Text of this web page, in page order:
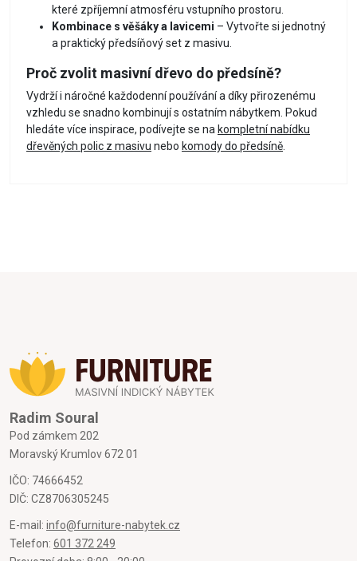
které zpříjemní atmosféru vstupního prostoru.
Kombinace s věšáky a lavicemi – Vytvořte si jednotný
a praktický předsíňový set z masivu.
Proč zvolit masivní dřevo do předsíně?
Vydrží i náročné každodenní používání a díky přirozenému
vzhledu se snadno kombinují s ostatním nábytkem. Pokud
hledáte více inspirace, podívejte se na kompletní nabídku
dřevěných polic z masivu nebo komody do předsíně
Radim Soural
Pod zámkem 202
Moravský Krumlov 672 01
IČO: 74666452
DIČ: CZ8706305245
E-mail: info@furniture-nabytek.cz
Telefon: 601 372 249